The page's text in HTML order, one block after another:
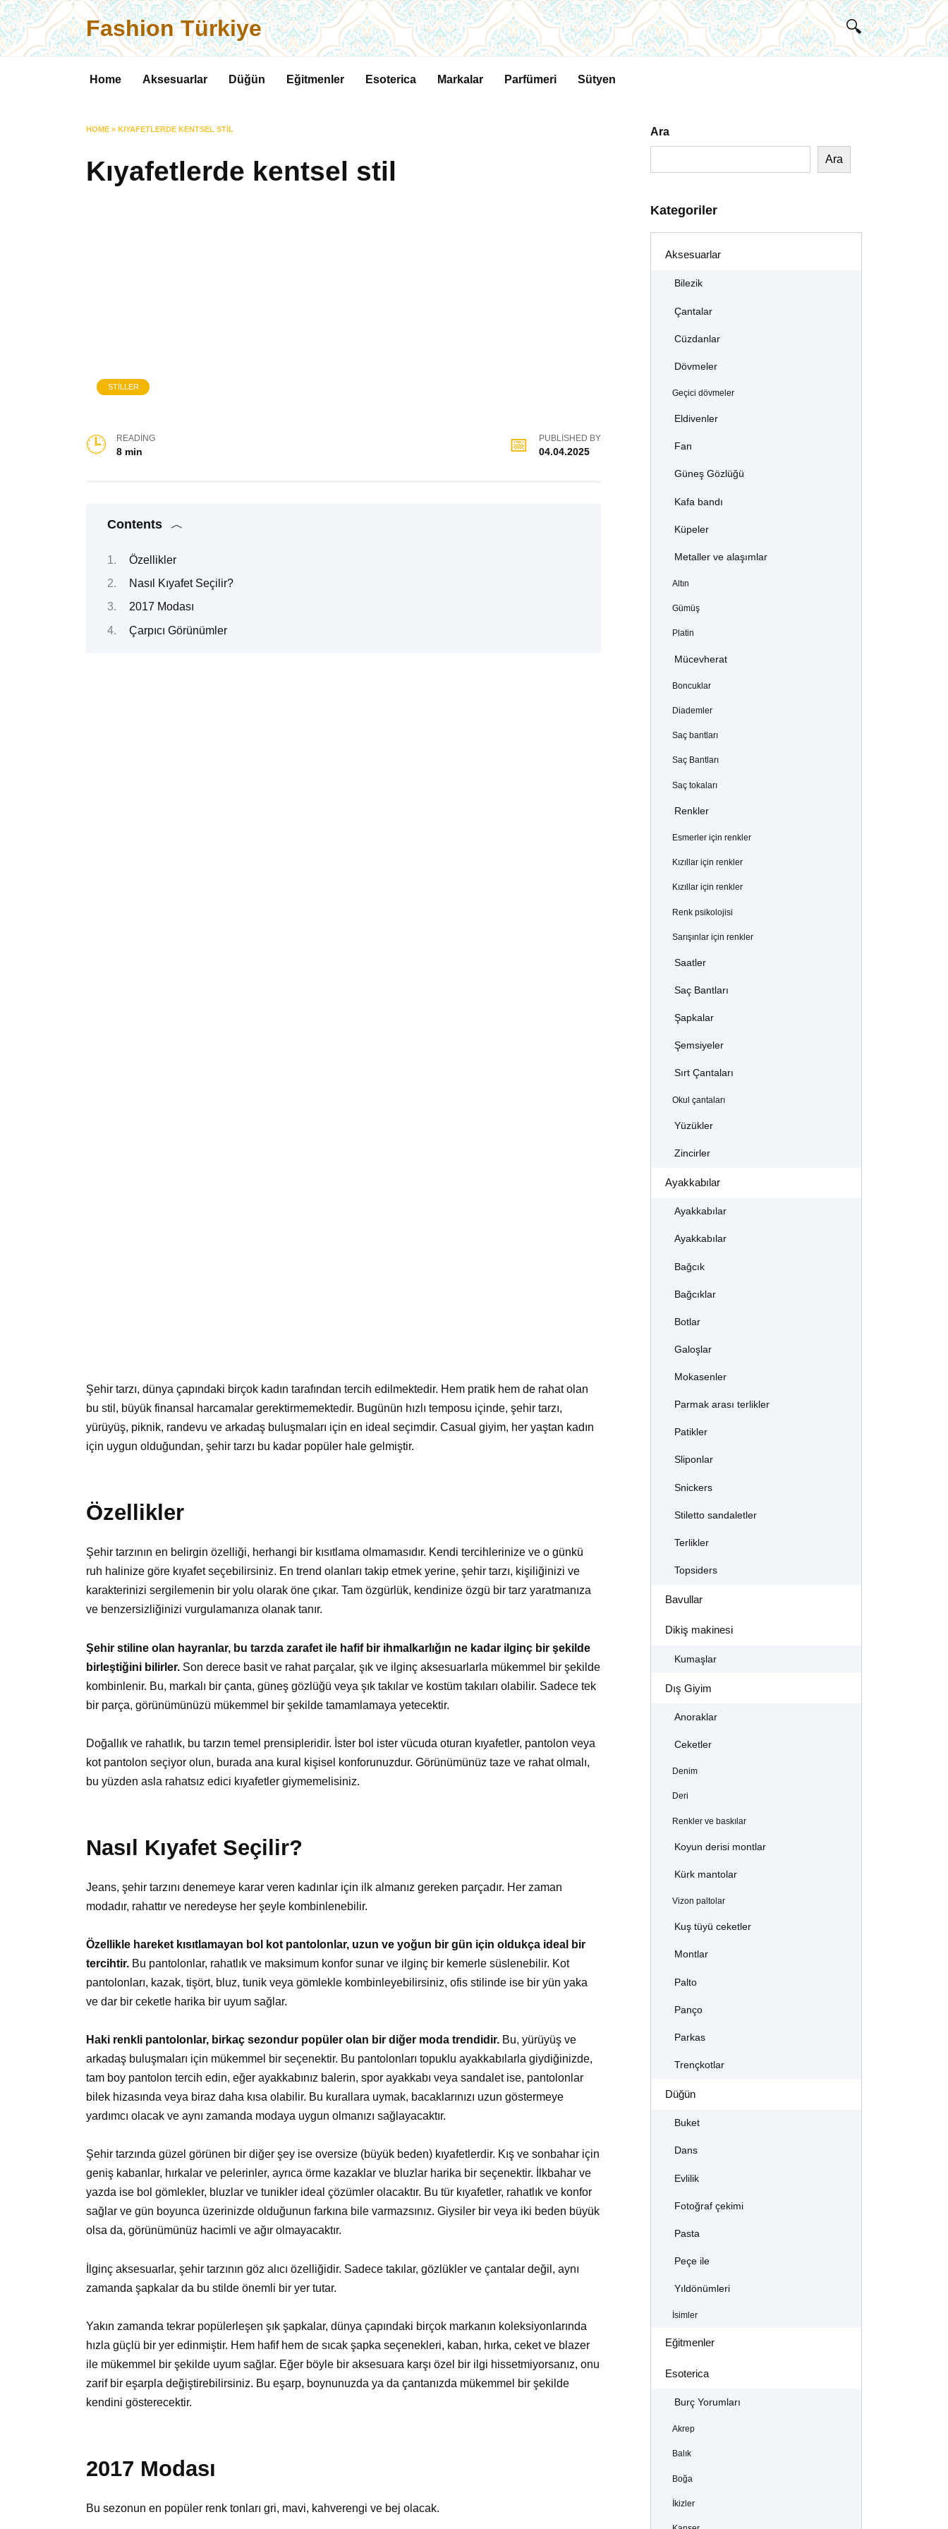
Skip
to
content
Fashion Türkiye
Home Aksesuarlar Düğün Eğitmenler Esoterica Markalar Parfümeri Sütyen
HOME » KIYAFETLERDE KENTSEL STIL
Kıyafetlerde kentsel stil
STILLER
READING
8 min
PUBLISHED BY
04.04.2025
Contents
Özellikler
Nasıl Kıyafet Seçilir?
2017 Modası
Çarpıcı Görünümler
Şehir tarzı, dünya çapındaki birçok kadın tarafından tercih edilmektedir. Hem pratik hem de rahat olan
bu stil, büyük finansal harcamalar gerektirmemektedir. Bugünün hızlı temposu içinde, şehir tarzı,
yürüyüş, piknik, randevu ve arkadaş buluşmaları için en ideal seçimdir. Casual giyim, her yaştan kadın
için uygun olduğundan, şehir tarzı bu kadar popüler hale gelmiştir.
Özellikler
Şehir tarzının en belirgin özelliği, herhangi bir kısıtlama olmamasıdır. Kendi tercihlerinize ve o günkü
ruh halinize göre kıyafet seçebilirsiniz. En trend olanları takip etmek yerine, şehir tarzı, kişiliğinizi ve
karakterinizi sergilemenin bir yolu olarak öne çıkar. Tam özgürlük, kendinize özgü bir tarz yaratmanıza
ve benzersizliğinizi vurgulamanıza olanak tanır.
Şehir stiline olan hayranlar, bu tarzda zarafet ile hafif bir ihmalkarlığın ne kadar ilginç bir şekilde
birleştiğini bilirler. Son derece basit ve rahat parçalar, şık ve ilginç aksesuarlarla mükemmel bir şekilde
kombinlenir. Bu, markalı bir çanta, güneş gözlüğü veya şık takılar ve kostüm takıları olabilir. Sadece tek
bir parça, görünümünüzü mükemmel bir şekilde tamamlamaya yetecektir.
Doğallık ve rahatlık, bu tarzın temel prensipleridir. İster bol ister vücuda oturan kıyafetler, pantolon veya
kot pantolon seçiyor olun, burada ana kural kişisel konforunuzdur. Görünümünüz taze ve rahat olmalı,
bu yüzden asla rahatsız edici kıyafetler giymemelisiniz.
Nasıl Kıyafet Seçilir?
Jeans, şehir tarzını denemeye karar veren kadınlar için ilk almanız gereken parçadır. Her zaman
modadır, rahattır ve neredeyse her şeyle kombinlenebilir.
Özellikle hareket kısıtlamayan bol kot pantolonlar, uzun ve yoğun bir gün için oldukça ideal bir
tercihtir. Bu pantolonlar, rahatlık ve maksimum konfor sunar ve ilginç bir kemerle süslenebilir. Kot
pantolonları, kazak, tişört, bluz, tunik veya gömlekle kombinleyebilirsiniz, ofis stilinde ise bir yün yaka
ve dar bir ceketle harika bir uyum sağlar.
Haki renkli pantolonlar, birkaç sezondur popüler olan bir diğer moda trendidir. Bu, yürüyüş ve
arkadaş buluşmaları için mükemmel bir seçenektir. Bu pantolonları topuklu ayakkabılarla giydiğinizde,
tam boy pantolon tercih edin, eğer ayakkabınız balerin, spor ayakkabı veya sandalet ise, pantolonlar
bilek hizasında veya biraz daha kısa olabilir. Bu kurallara uymak, bacaklarınızı uzun göstermeye
yardımcı olacak ve aynı zamanda modaya uygun olmanızı sağlayacaktır.
Şehir tarzında güzel görünen bir diğer şey ise oversize (büyük beden) kıyafetlerdir. Kış ve sonbahar için
geniş kabanlar, hırkalar ve pelerinler, ayrıca örme kazaklar ve bluzlar harika bir seçenektir. İlkbahar ve
yazda ise bol gömlekler, bluzlar ve tunikler ideal çözümler olacaktır. Bu tür kıyafetler, rahatlık ve konfor
sağlar ve gün boyunca üzerinizde olduğunun farkına bile varmazsınız. Giysiler bir veya iki beden büyük
olsa da, görünümünüz hacimli ve ağır olmayacaktır.
İlginç aksesuarlar, şehir tarzının göz alıcı özelliğidir. Sadece takılar, gözlükler ve çantalar değil, aynı
zamanda şapkalar da bu stilde önemli bir yer tutar.
Yakın zamanda tekrar popülerleşen şık şapkalar, dünya çapındaki birçok markanın koleksiyonlarında
hızla güçlü bir yer edinmiştir. Hem hafif hem de sıcak şapka seçenekleri, kaban, hırka, ceket ve blazer
ile mükemmel bir şekilde uyum sağlar. Eğer böyle bir aksesuara karşı özel bir ilgi hissetmiyorsanız, onu
zarif bir eşarpla değiştirebilirsiniz. Bu eşarp, boynunuzda ya da çantanızda mükemmel bir şekilde
kendini gösterecektir.
2017 Modası
Bu sezonun en popüler renk tonları gri, mavi, kahverengi ve bej olacak.
Ara
Ara
Kategoriler
Aksesuarlar
Bilezik
Çantalar
Cüzdanlar
Dövmeler
Geçici dövmeler
Eldivenler
Fan
Güneş Gözlüğü
Kafa bandı
Küpeler
Metaller ve alaşımlar
Altın
Gümüş
Platin
Mücevherat
Boncuklar
Diademler
Saç bantları
Saç Bantları
Saç tokaları
Renkler
Esmerler için renkler
Kızıllar için renkler
Kızıllar için renkler
Renk psikolojisi
Sarışınlar için renkler
Saatler
Saç Bantları
Şapkalar
Şemsiyeler
Sırt Çantaları
Okul çantaları
Yüzükler
Zincirler
Ayakkabılar
Ayakkabılar
Ayakkabılar
Bağcık
Bağcıklar
Botlar
Galoşlar
Mokasenler
Parmak arası terlikler
Patikler
Sliponlar
Snickers
Stiletto sandaletler
Terlikler
Topsiders
Bavullar
Dikiş makinesi
Kumaşlar
Dış Giyim
Anoraklar
Ceketler
Denim
Deri
Renkler ve baskılar
Koyun derisi montlar
Kürk mantolar
Vizon paltolar
Kuş tüyü ceketler
Montlar
Palto
Panço
Parkas
Trençkotlar
Düğün
Buket
Dans
Evlilik
Fotoğraf çekimi
Pasta
Peçe ile
Yıldönümleri
İsimler
Eğitmenler
Esoterica
Burç Yorumları
Akrep
Balık
Boğa
İkizler